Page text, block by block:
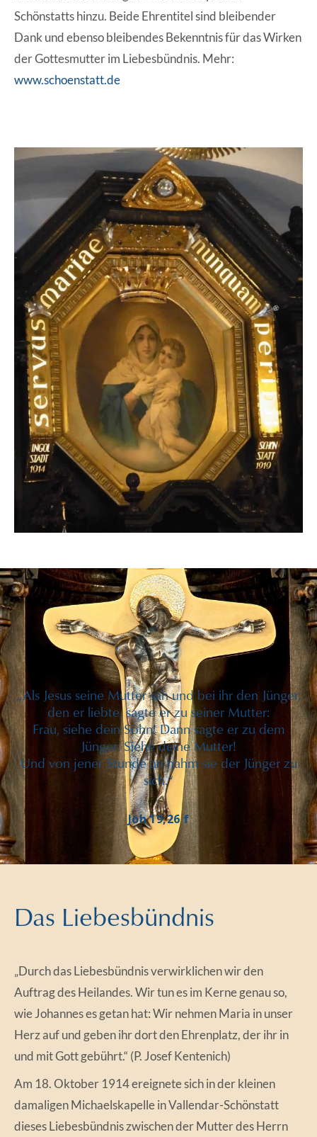
Schönstatts hinzu. Beide Ehrentitel sind bleibender
Dank und ebenso bleibendes Bekenntnis für das Wirken
der Gottesmutter im Liebesbündnis. Mehr:
www.schoenstatt.de
„Als Jesus seine Mutter sah und bei ihr den Jünger,
den er liebte, sagte er zu seiner Mutter:
Frau, siehe dein Sohn! Dann sagte er zu dem
Jünger: Siehe deine Mutter!
Und von jener Stunde an nahm sie der Jünger zu
sich.“
Joh 19,26 f
Das Liebesbündnis
„Durch das Liebesbündnis verwirklichen wir den
Auftrag des Heilandes. Wir tun es im Kerne genau so,
wie Johannes es getan hat: Wir nehmen Ma­ria in unser
Herz auf und geben ihr dort den Ehrenplatz, der ihr in
und mit Gott gebührt.“ (P. Josef Kentenich)
Am 18. Oktober 1914 ereignete sich in der kleinen
damaligen Michaelskapelle in Vallendar-Schönstatt
dieses Liebesbündnis zwischen der Mutter des Herrn